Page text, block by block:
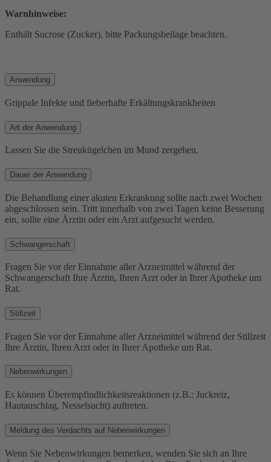
Warnhinweise:
Enthält Sucrose (Zucker), bitte Packungsbeilage beachten.
Anwendung
Grippale Infekte und fieberhafte Erkältungskrankheiten
Art der Anwendung
Lassen Sie die Streukügelchen im Mund zergehen.
Dauer der Anwendung
Die Behandlung einer akuten Erkrankung sollte nach zwei Wochen
abgeschlossen sein. Tritt innerhalb von zwei Tagen keine Besserung
ein, sollte eine Ärztin oder ein Arzt aufgesucht werden.
Schwangerschaft
Fragen Sie vor der Einnahme aller Arzneimittel während der
Schwangerschaft Ihre Ärztin, Ihren Arzt oder in Ihrer Apotheke um
Rat.
Stillzeit
Fragen Sie vor der Einnahme aller Arzneimittel während der Stillzeit
Ihre Ärztin, Ihren Arzt oder in Ihrer Apotheke um Rat.
Nebenwirkungen
Es können Überempfindlichkeitsreaktionen (z.B.: Juckreiz,
Hautauschlag, Nesselsucht) auftreten.
Meldung des Verdachts auf Nebenwirkungen
Wenn Sie Nebenwirkungen bemerken, wenden Sie sich an Ihre